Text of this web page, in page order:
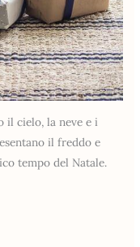
il cielo, la neve e i
il freddo e
tempo del Natale.